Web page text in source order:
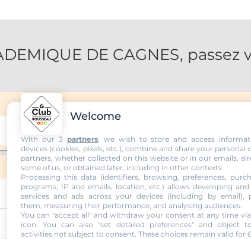
DE CAGNES,
Welcome
With our 3 partners, we wish to store and access
devices (cookies, pixels, etc.), combine and share your personal
partners, whether collected on this website or in our emails,
some of us, or obtained later, including in other contexts.
Processing this data (identifiers, browsing, preferences,
programs, IP and emails, location, etc.) allows developing
services and ads across your devices (including by email),
them, measuring their performance, and analysing audiences.
You can "accept all" and withdraw your consent at any time
icon. You can also "set detailed preferences" and object
activities not subject to consent. These choices remain valid for